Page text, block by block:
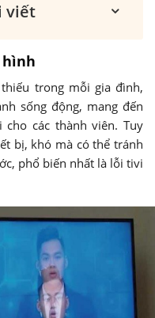
viết
trong mỗi gia đình,
sống động, mang đến
các thành viên. Tuy
bị, khó mà có thể tránh
phổ biến nhất là lỗi tivi